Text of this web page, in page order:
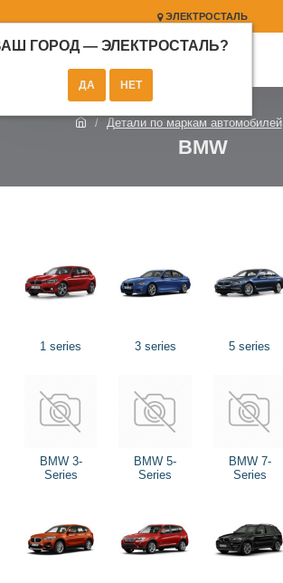
ЭЛЕКТРОСТАЛЬ
ГОРОД — ЭЛЕКТРОСТАЛЬ?
Детали по маркам автомобилей
BMW
1 series 3 series 5 series
BMW 3-
Series
BMW 5-
Series
BMW 7-
Series